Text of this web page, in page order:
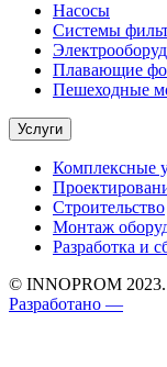
Насосы
Системы
Плавающие
Пешеходные
Услуги
Комплексные
Строительство
Монтаж
Разработка и
© INNOPROM
Разработано —